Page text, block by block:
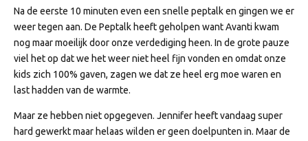
Na de eerste 10 minuten even een snelle peptalk en gingen we er
weer tegen aan. De Peptalk heeft geholpen want Avanti kwam
nog maar moeilijk door onze verdediging heen. In de grote pauze
viel het op dat we het weer niet heel fijn vonden en omdat onze
kids zich 100% gaven, zagen we dat ze heel erg moe waren en
last hadden van de warmte.
Maar ze hebben niet opgegeven. Jennifer heeft vandaag super
hard gewerkt maar helaas wilden er geen doelpunten in. Maar de